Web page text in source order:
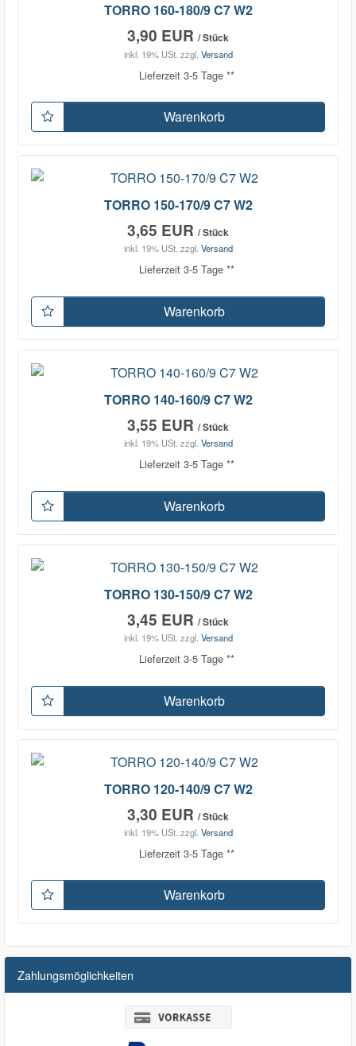
TORRO 160-180/9 C7 W2
3,90 EUR / Stück
inkl. 19% USt. zzgl. Versand
Lieferzeit 3-5 Tage **
Warenkorb
TORRO 150-170/9 C7 W2
3,65 EUR / Stück
inkl. 19% USt. zzgl. Versand
Lieferzeit 3-5 Tage **
Warenkorb
TORRO 140-160/9 C7 W2
3,55 EUR / Stück
inkl. 19% USt. zzgl. Versand
Lieferzeit 3-5 Tage **
Warenkorb
TORRO 130-150/9 C7 W2
3,45 EUR / Stück
inkl. 19% USt. zzgl. Versand
Lieferzeit 3-5 Tage **
Warenkorb
TORRO 120-140/9 C7 W2
3,30 EUR / Stück
inkl. 19% USt. zzgl. Versand
Lieferzeit 3-5 Tage **
Warenkorb
Zahlungsmöglichkeiten